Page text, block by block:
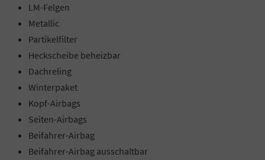
LM-Felgen
Metallic
Partikelfilter
Heckscheibe beheizbar
Dachreling
Winterpaket
Kopf-Airbags
Seiten-Airbags
Beifahrer-Airbag
Beifahrer-Airbag ausschaltbar